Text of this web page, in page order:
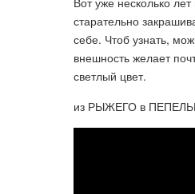
старательно
себе. Чтоб узнать,
внешность желает
светлый цвет.
из РЫЖЕГО в